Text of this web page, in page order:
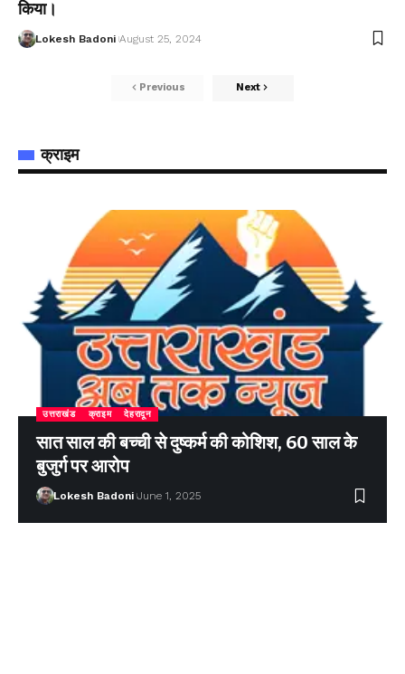
किया।
Lokesh Badoni August 25, 2024
Previous Next
क्राइम
उत्तराखंड क्राइम देहरादून
सात साल की बच्ची से दुष्कर्म की कोशिश, 60 साल के
बुजुर्ग पर आरोप
Lokesh Badoni June 1, 2025